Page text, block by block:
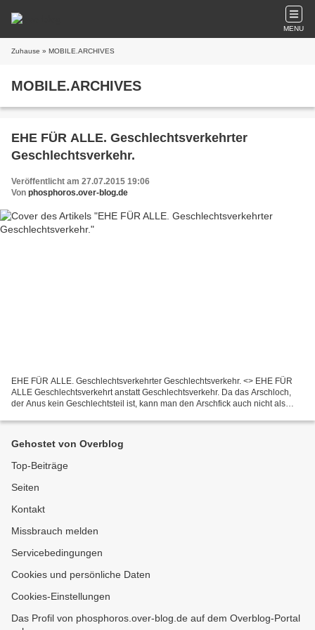
MENU
Zuhause » MOBILE.ARCHIVES
MOBILE.ARCHIVES
EHE FÜR ALLE. Geschlechtsverkehrter
Geschlechtsverkehr.
Veröffentlicht am 27.07.2015 19:06
Von phosphoros.over-blog.de
EHE FÜR ALLE. Geschlechtsverkehrter Geschlechtsverkehr. <> EHE FÜR
ALLE Geschlechtsverkehrt anstatt Geschlechtsverkehr. Da das Arschloch,
der Anus kein Geschlechtsteil ist, kann man den Arschfick auch nicht als
Gehostet von Overblog
Top-Beiträge
Seiten
Kontakt
Missbrauch melden
Servicebedingungen
Cookies und persönliche Daten
Cookies-Einstellungen
Das Profil von phosphoros.over-blog.de auf dem Overblog-Portal